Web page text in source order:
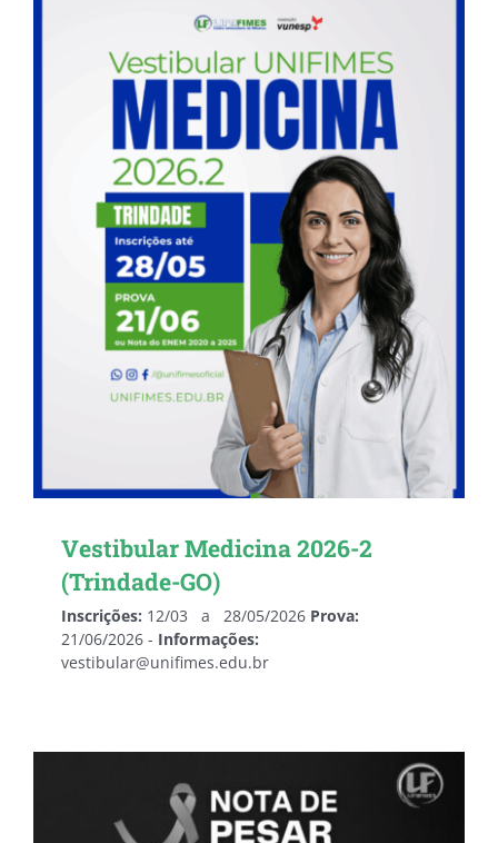
Vestibular Medicina 2026-2
(Trindade-GO)
Inscrições: 12/03 a 28/05/2026 Prova:
21/06/2026 - Informações:
vestibular@unifimes.edu.br